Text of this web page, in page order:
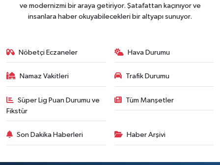
ve modernizmi bir araya getiriyor. Şatafattan kaçınıyor ve
insanlara haber okuyabilecekleri bir altyapı sunuyor.
Nöbetçi Eczaneler Hava Durumu
Namaz Vakitleri Trafik Durumu
Süper Lig Puan Durumu ve
Fikstür
Tüm Manşetler
Son Dakika Haberleri Haber Arşivi